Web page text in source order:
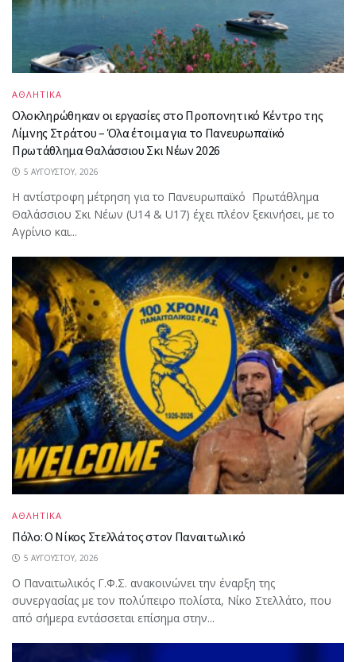
ΑΘΛΗΤΙΚΑ
Ολοκληρώθηκαν οι εργασίες στο Προπονητικό Κέντρο της
Λίμνης Στράτου – Όλα έτοιμα για το Πανευρωπαϊκό
Πρωτάθλημα Θαλάσσιου Σκι Νέων 2026
5 ΑΥΓΟΎΣΤΟΥ, 2026
Η αντίστροφη μέτρηση για το Πανευρωπαϊκό Πρωτάθλημα
Θαλάσσιου Σκι Νέων (U14 & U17) έχει πλέον ξεκινήσει, με το
Αγρίνιο και...
ΑΘΛΗΤΙΚΑ
Πόλο: Ο Νίκος Στελλάτος στον Παναιτωλικό
5 ΑΥΓΟΎΣΤΟΥ, 2026
Ο Παναιτωλικός Γ.Φ.Σ. ανακοινώνει την έναρξη της
συνεργασίας με τον πολύπειρο πολίστα, Νίκο Στελλάτο, που
από σήμερα εντάσσεται επίσημα στην...